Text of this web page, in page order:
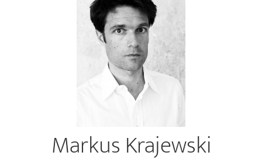
Markus Krajewski